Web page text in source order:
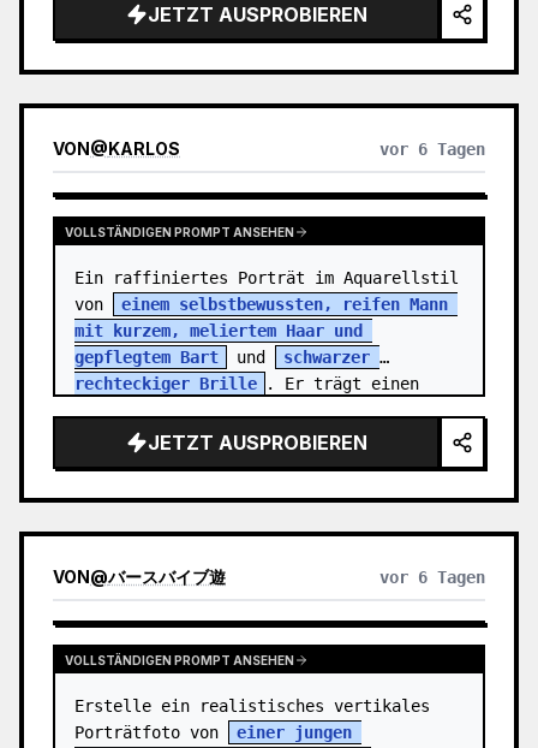
JETZT AUSPROBIEREN
VON@KARLOS vor 6 Tagen
VOLLSTÄNDIGEN PROMPT ANSEHEN
Ein raffiniertes Porträt im Aquarellstil
von
einem selbstbewussten, reifen Mann
mit kurzem, meliertem Haar und
gepflegtem Bart
und
schwarzer
rechteckiger Brille
. Er trägt einen
JETZT AUSPROBIEREN
VON@バースバイブ遊 vor 6 Tagen
VOLLSTÄNDIGEN PROMPT ANSEHEN
Erstelle ein realistisches vertikales
Porträtfoto von
einer jungen